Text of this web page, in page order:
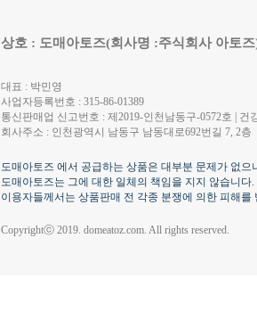
상호 : 도매아토즈(회사명 :주식회사 아토
대표 : 박민영
사업자등록번호 : 315-86-01389
통신판매업 신고번호 : 제2019-인천남동구-0572호 | 건
회사주소 : 인천광역시 남동구 남동대로692번길 7, 2층
도매아토즈 에서 공급하는 상품은 대부분 문제가 없
도매아토즈는 그에 대한 일체의 책임을 지지 않습니다.
이용자들께서는 상품판매 전 각종 분쟁에 의한 피해
Copyrightⓒ 2019. domeatoz.com. All rights reserved.